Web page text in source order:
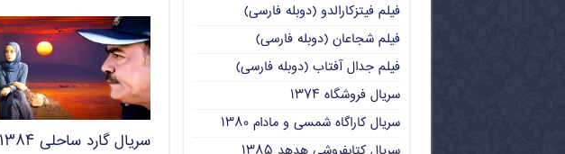
سریال گارد ساحلی ۱۳۸۴
فیلم فیتزکارالدو (دوبله فارسی)
فیلم شجاعان (دوبله فارسی)
فیلم جدال آفتاب (دوبله فارسی)
سریال فروشگاه ۱۳۷۴
سریال کاراگاه شمسی و مادام ۱۳۸۰